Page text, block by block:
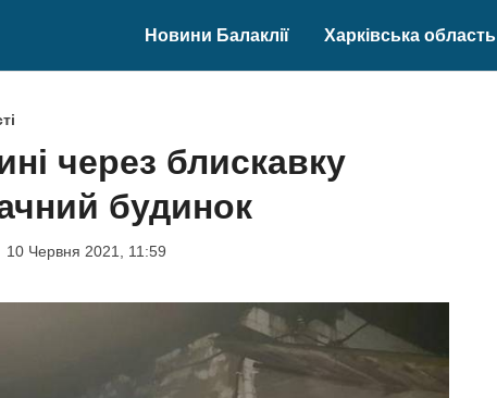
Новини Балаклії Харківська область
через блискавку
будинок
10 Червня 2021, 11:59